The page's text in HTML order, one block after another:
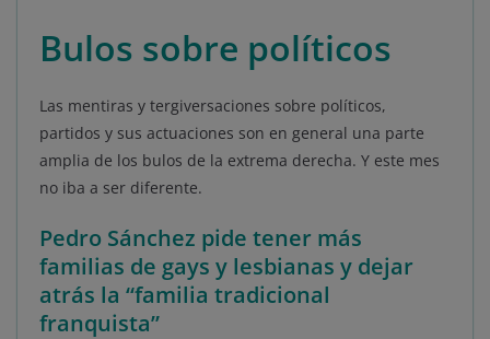
Bulos sobre políticos
Las mentiras y tergiversaciones sobre políticos,
partidos y sus actuaciones son en general una parte
amplia de los bulos de la extrema derecha. Y este mes
no iba a ser diferente.
Pedro Sánchez pide tener más
familias de gays y lesbianas y dejar
atrás la “familia tradicional
franquista”